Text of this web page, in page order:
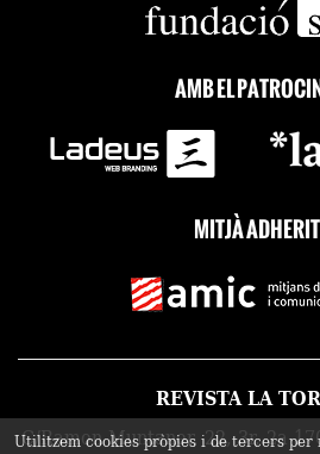
Utilitzem cookies pròpies i de tercers
AMB EL
MITJÀ
REVISTA LA
C/Ramon Muntaner, 22, 3r, 2a